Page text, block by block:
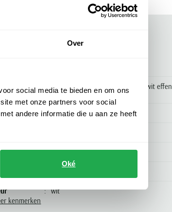
Over
social media te bieden en om ons
met onze partners voor social
andere informatie die u aan ze heeft
Oké
Alan Red Vermont t-shirt 2-pack wit effen
katoen
Alan Red
100% katoen
wit
kenmerken